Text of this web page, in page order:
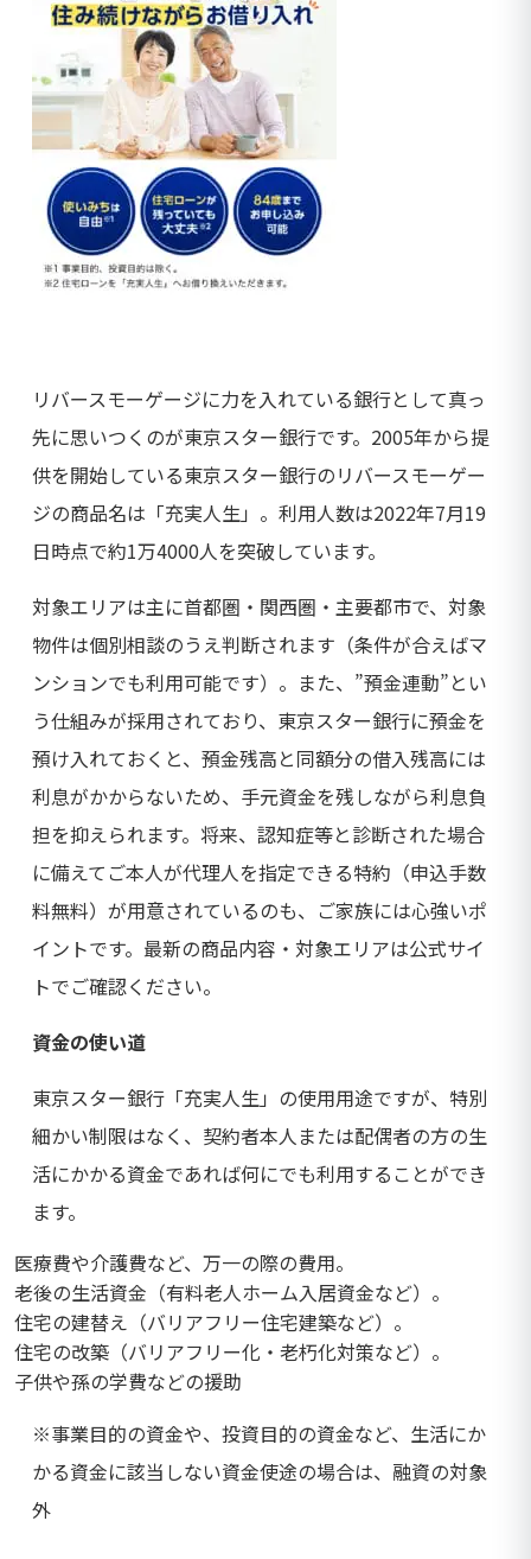
リバースモーゲージに力を入れている銀行として真っ
先に思いつくのが東京スター銀行です。2005年から提
供を開始している東京スター銀行のリバースモーゲー
ジの商品名は「充実人生」。 利用人数は2022年7月19
日時点で約1万4000人を突破しています。
対象エリアは主に首都圏・関西圏・主要都市で、対象
物件は個別相談のうえ判断されます（条件が合えばマ
ンションでも利用可能です）。また、”預金連動”とい
う仕組みが採用されており、東京スター銀行に預金を
預け入れておくと、預金残高と同額分の借入残高には
利息がかからないため、手元資金を残しながら利息負
担を抑えられます。将来、認知症等と診断された場合
に備えてご本人が代理人を指定できる特約（申込手数
料無料）が用意されているのも、ご家族には心強いポ
イントです。最新の商品内容・対象エリアは公式サイ
トでご確認ください。
資金の使い道
東京スター銀行「充実人生」の使用用途ですが、特別
細かい制限はなく、契約者本人または配偶者の方の生
活にかかる資金であれば何にでも利用することができ
ます。
医療費や介護費など、万一の際の費用。
老後の生活資金（有料老人ホーム入居資金など）。
住宅の建替え（バリアフリー住宅建築など）。
住宅の改築（バリアフリー化・老朽化対策など）。
子供や孫の学費などの援助
※事業目的の資金や、投資目的の資金など、生活にか
かる資金に該当しない資金使途の場合は、融資の対象
外